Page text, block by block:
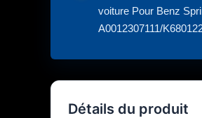
voiture Pour Benz
A0012307111/
Détails du produit